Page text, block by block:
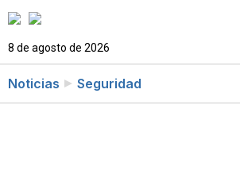
8 de agosto de 2026
Noticias Seguridad